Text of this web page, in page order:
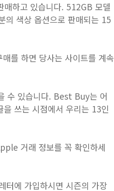
하고 있습니다. 512GB 모델
색상 옵션으로 판매되는 15
를 하면 당사는 사이트를 계속
수 있습니다. Best Buy는 어
쓰는 시점에서 우리는 13인
거래 정보를 꼭 확인하세
터에 가입하시면 시즌의 가장